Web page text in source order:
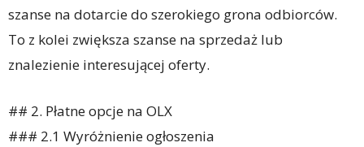
szanse na dotarcie do szerokiego grona odbiorców.
To z kolei zwiększa szanse na sprzedaż lub
znalezienie interesującej oferty.
## 2. Płatne opcje na OLX
### 2.1 Wyróżnienie ogłoszenia